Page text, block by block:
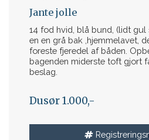
Jante jolle
14 fod hvid, blå bund, (lidt gul
en en grå bak ,hjemmelavet,
foreste fjeredel af båden.
bagenden miderste toft gjort
beslag.
Dusør 1.000,-